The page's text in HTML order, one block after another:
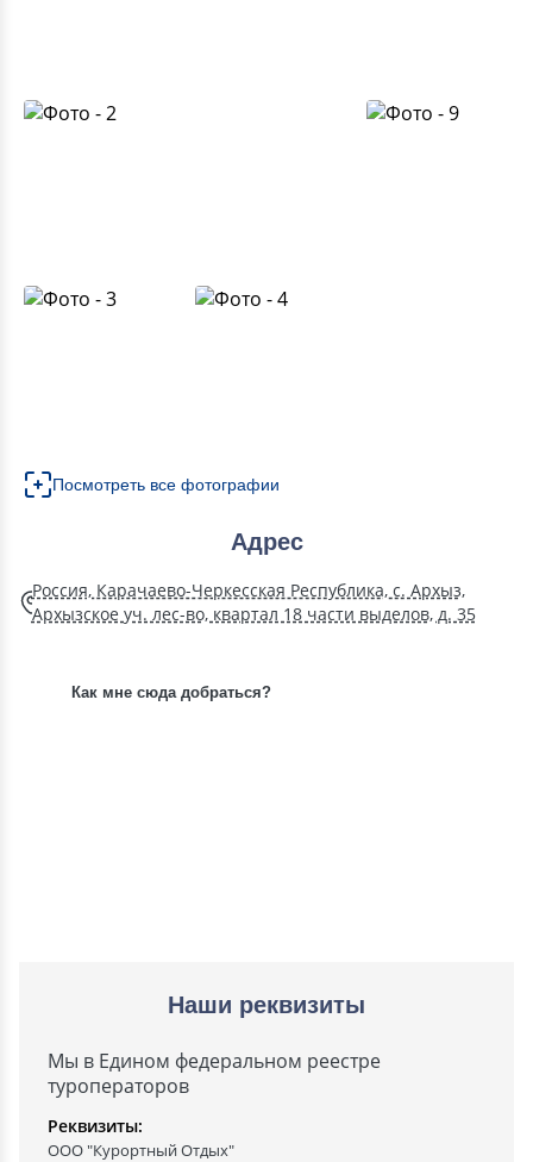
Посмотреть все фотографии
Адрес
Россия, Карачаево-Черкесская Республика, с. Архыз,
Архызское уч. лес-во, квартал 18 части выделов, д. 35
Как мне сюда добраться?
Наши реквизиты
Мы в Едином федеральном реестре
туроператоров
Реквизиты:
ООО "Курортный Отдых"